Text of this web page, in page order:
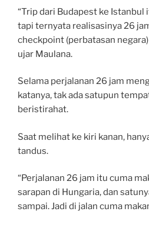
“Trip dari Budapest ke Istanbul
tapi ternyata realisasinya 26
checkpoint (perbatasan
ujar Maulana.
Selama perjalanan 26 jam
katanya, tak ada satupun
beristirahat.
Saat melihat ke kiri kanan,
tandus.
“Perjalanan 26 jam itu cuma
sarapan di Hungaria, dan
sampai. Jadi di jalan cuma